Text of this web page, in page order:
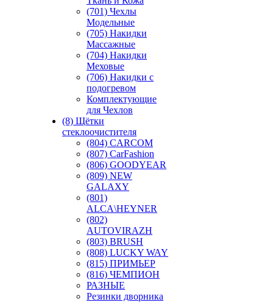
(701) Чехлы
Модельные
(705) Накидки
Массажные
(704) Накидки
Меховые
(706) Накидки с
подогревом
Комплектующие
для Чехлов
(8) Щётки
стеклоочистителя
(804) CARCOM
(807) CarFashion
(806) GOODYEAR
(809) NEW
GALAXY
(801)
ALCA\HEYNER
(802)
AUTOVIRAZH
(803) BRUSH
(808) LUCKY WAY
(815) ПРИМЬЕР
(816) ЧЕМПИОН
РАЗНЫЕ
Резинки дворника